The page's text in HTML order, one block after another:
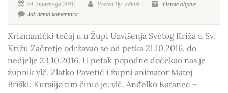
24. studenoga 2016. Posted By: admin
Ostale objave
Još nema komentara
Krizmanički tečaj u u Župi Uzvišenja Svetog Križa u Sv.
Križu Začretje održavao se od petka 21.10.2016. do
nedjelje 23.10.2016. U petak popodne dočekao nas je
župnik vlč. Zlatko Pavetić i župni animator Matej
Briški. Kursiljo tim činio je: vlč. Anđelko Katanec –